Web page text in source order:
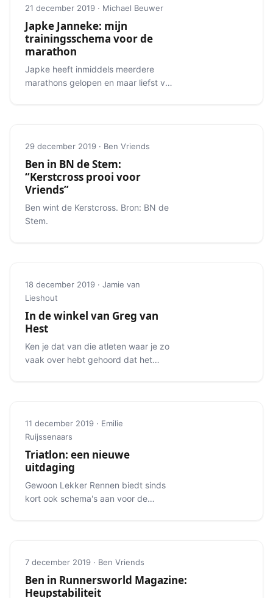
21 december 2019 · Michael Beuwer
Japke Janneke: mijn
trainingsschema voor de
marathon
Japke heeft inmiddels meerdere
marathons gelopen en maar liefst vijf
29 december 2019 · Ben Vriends
Ben in BN de Stem:
“Kerstcross prooi voor
Vriends”
Ben wint de Kerstcross. Bron: BN de
Stem.
18 december 2019 · Jamie van
Lieshout
In de winkel van Greg van
Hest
Ken je dat van die atleten waar je zo
vaak over hebt gehoord dat het
11 december 2019 · Emilie
Ruijssenaars
Triatlon: een nieuwe
uitdaging
Gewoon Lekker Rennen biedt sinds
kort ook schema's aan voor de
7 december 2019 · Ben Vriends
Ben in Runnersworld Magazine:
Heupstabiliteit